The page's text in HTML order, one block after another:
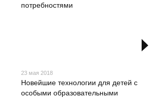
23 мая 2018
Новейшие технологии для детей с
особыми образовательными